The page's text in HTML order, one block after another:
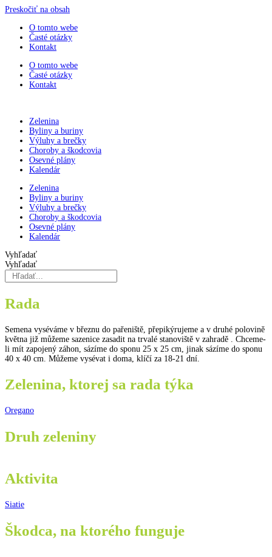
Preskočiť na obsah
O tomto webe
Časté otázky
Kontakt
O tomto webe
Časté otázky
Kontakt
Zelenina
Byliny a buriny
Výluhy a brečky
Choroby a škodcovia
Osevné plány
Kalendár
Zelenina
Byliny a buriny
Výluhy a brečky
Choroby a škodcovia
Osevné plány
Kalendár
Vyhľadať
Vyhľadať
Rada
Semena vyséváme v březnu do pařeniště, přepikýrujeme a v druhé polovině
května již můžeme sazenice zasadit na trvalé stanoviště v zahradě . Chceme-
li mít zapojený záhon, sázíme do sponu 25 x 25 cm, jinak sázíme do sponu
40 x 40 cm. Můžeme vysévat i doma, klíčí za 18-21 dní.
Zelenina, ktorej sa rada týka
Oregano
Druh zeleniny
Aktivita
Siatie
Škodca, na ktorého funguje